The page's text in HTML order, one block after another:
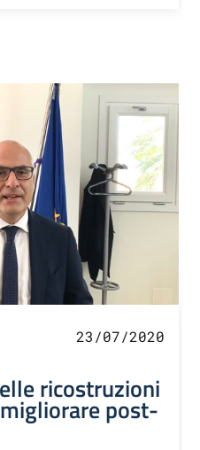
23/07/2020
ricostruzioni
post-